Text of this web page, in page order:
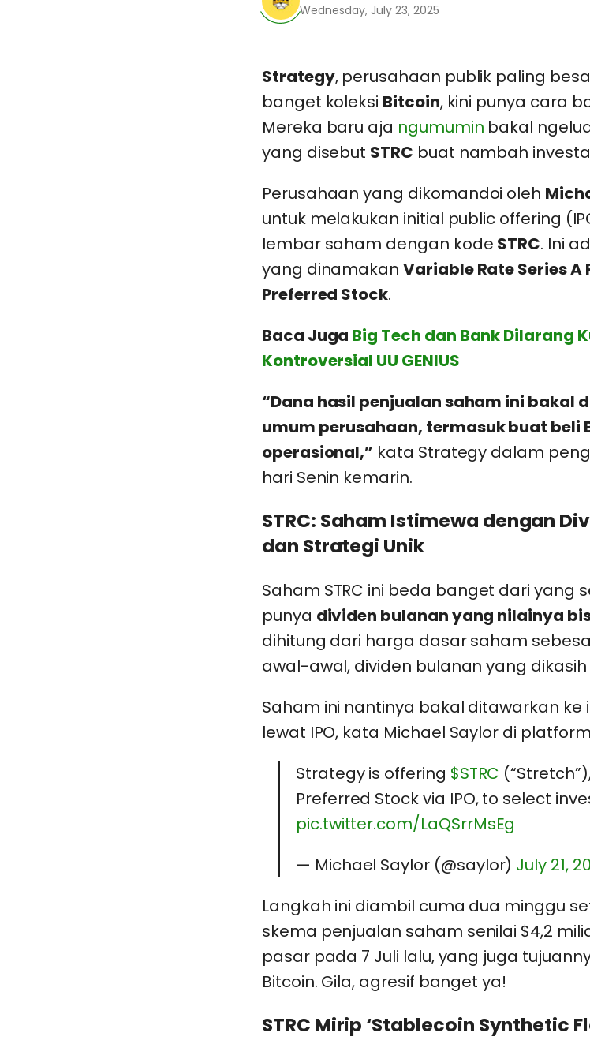
Wednesday, July 23, 2025
Strategy, perusahaan publik paling
banget koleksi Bitcoin, kini punya cara
Mereka baru aja ngumumin bakal
yang disebut STRC buat nambah
Perusahaan yang dikomandoi oleh
untuk melakukan initial public offering
lembar saham dengan kode STRC. Ini
yang dinamakanVariable Rate Series
Preferred Stock.
Baca Juga Big Tech dan Bank Dilarang
Kontroversial UU GENIUS
“Dana hasil penjualan saham ini bakal
umum perusahaan, termasuk buat beli
operasional,” kata Strategy dalam
hari Senin kemarin.
STRC: Saham Istimewa dengan
dan Strategi Unik
Saham STRC ini beda banget dari yang
punya dividen bulanan yang nilainya
dihitung dari harga dasar saham
awal-awal, dividen bulanan yang
Saham ini nantinya bakal ditawarkan
lewat IPO, kata Michael Saylor di
Strategy is offering $STRC
Preferred Stock via IPO, to select
pic.twitter.com/LaQSrrMsEg
— Michael Saylor (@saylor) July 21,
Langkah ini diambil cuma dua minggu
skema penjualan saham senilai $4,2
pasar pada 7 Juli lalu, yang juga
Bitcoin. Gila, agresif banget ya!
STRC Mirip ‘Stablecoin Synthetic